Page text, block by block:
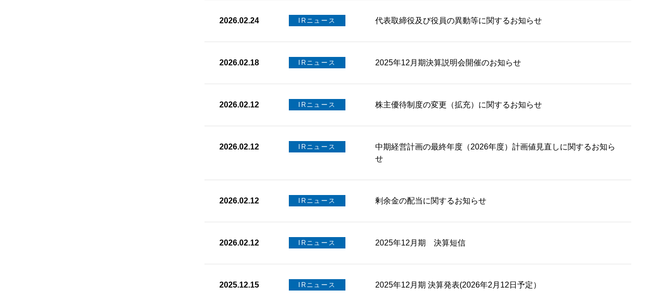
2026.02.24 IRニュース 代表取締役及び役員の異動等に関するお知らせ
2026.02.18 IRニュース 2025年12月期決算説明会開催のお知らせ
2026.02.12 IRニュース 株主優待制度の変更（拡充）に関するお知らせ
2026.02.12 IRニュース
中期経営計画の最終年度（2026年度）計画値見直しに関するお知ら
せ
2026.02.12 IRニュース 剰余金の配当に関するお知らせ
2026.02.12 IRニュース 2025年12月期 決算短信
2025.12.15 IRニュース 2025年12月期 決算発表(2026年2月12日予定）